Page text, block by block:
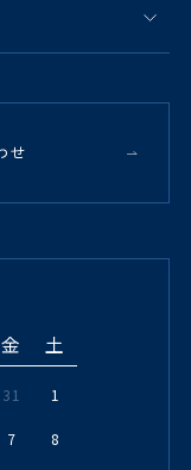
せ
金 土
31 1
7 8